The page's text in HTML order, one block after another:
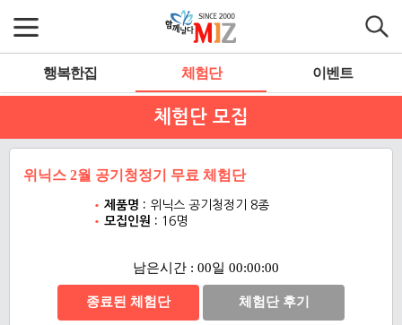
행복한집 체험단 이벤트
체험단 모집
위닉스 2월 공기청정기 무료 체험단
제품명 : 위닉스 공기청정기 8종
모집인원 : 16명
남은시간 : 00일 00:00:00
종료된 체험단 체험단 후기